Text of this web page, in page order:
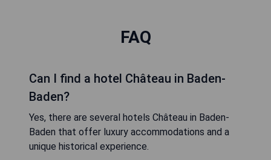
FAQ
Can I find a hotel Château in Baden-
Baden?
Yes, there are several hotels Château in Baden-
Baden that offer luxury accommodations and a
unique historical experience.